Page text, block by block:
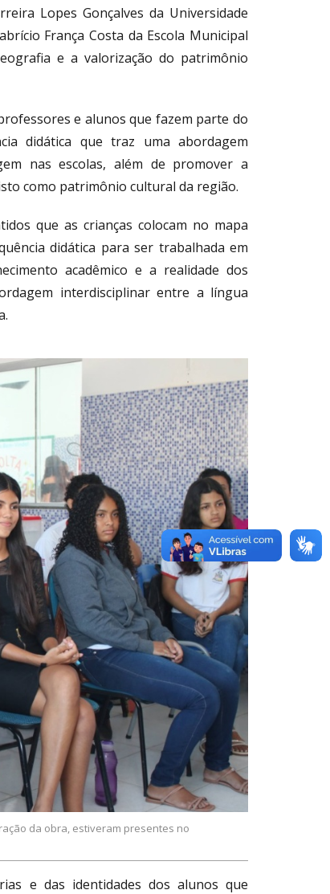
Lopes Gonçalves da Universidade
França Costa da Escola Municipal
e a valorização do patrimônio
e alunos que fazem parte do
didática que traz uma abordagem
nas escolas, além de promover a
como patrimônio cultural da região.
que as crianças colocam no mapa
didática para ser trabalhada em
acadêmico e a realidade dos
interdisciplinar entre a língua
da obra, estiveram presentes no
e das identidades dos alunos que